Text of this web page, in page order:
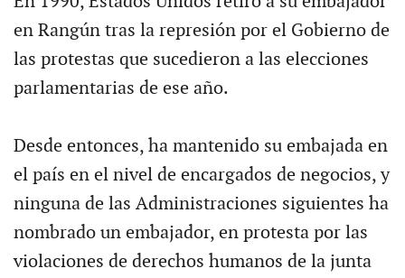
en Rangún tras la represión por el Gobierno de
las protestas que sucedieron a las elecciones
parlamentarias de ese año.
Desde entonces, ha mantenido su embajada en
el país en el nivel de encargados de negocios, y
ninguna de las Administraciones siguientes ha
nombrado un embajador, en protesta por las
violaciones de derechos humanos de la junta